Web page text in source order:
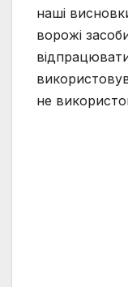
наші
ворожі
не